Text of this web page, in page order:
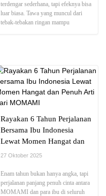
terdengar sederhana, tapi efeknya bisa
luar biasa. Tawa yang muncul dari
tebak-tebakan ringan mampu
Rayakan 6 Tahun Perjalanan
Bersama Ibu Indonesia
Lewat Momen Hangat dan
Penuh Arti dari MOMAMI
27 Oktober 2025
Enam tahun bukan hanya angka, tapi
perjalanan panjang penuh cinta antara
MOMAMI dan para ibu di seluruh